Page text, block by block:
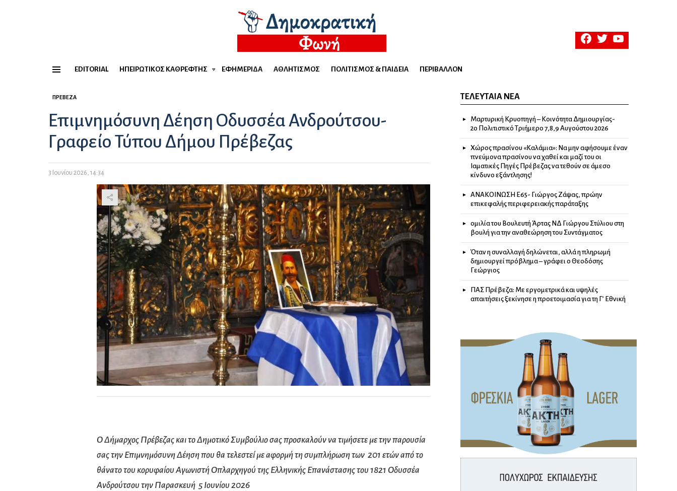
facebooktwitteryoutube
EDITORIAL ΗΠΕΙΡΏΤΙΚΟΣ ΚΑΘΡΈΦΤΗΣ ΕΦΗΜΕΡΊΔΑ ΑΘΛΗΤΙΣΜΌΣ ΠΟΛΙΤΙΣΜΌΣ & ΠΑΙΔΕΊΑ ΠΕΡΙΒΆΛΛΟΝ
ΠΡΈΒΕΖΑ
Επιμνημόσυνη Δέηση Οδυσσέα Ανδρούτσου-
Γραφείο Τύπου Δήμου Πρέβεζας
3 Ιουνίου 2026, 14:34
Ο Δήμαρχος Πρέβεζας και το Δημοτικό Συμβούλιοσας προσκαλούν να τιμήσετε με την παρουσία
σας την Επιμνημόσυνη Δέηση που θα τελεστεί με αφορμή τη συμπλήρωση των 201 ετών από το
θάνατο του κορυφαίου Αγωνιστή Οπλαρχηγού της Ελληνικής Επανάστασης του 1821 Οδυσσέα
Ανδρούτσουτην Παρασκευή 5 Ιουνίου 2026
ΤΕΛΕΥΤΑΊΑ ΝΈΑ
Μαρτυρική Κρυοπηγή – Κοινότητα Δημιουργίας-
2ο Πολιτιστικό Τριήμερο 7,8,9 Αυγούστου 2026
Χώρος πρασίνου «Καλάμια»: Να μην αφήσουμε έναν
πνεύμονα πρασίνου να χαθεί και μαζί του οι
Ιαματικές Πηγές Πρέβεζας να τεθούν σε άμεσο
κίνδυνο εξάντλησης!
ΑΝΑΚΟΙΝΩΣΗ Ε65- Γιώργος Ζάψας, πρώην
επικεφαλής περιφερειακής παράταξης
ομιλία του Βουλευτή Άρτας ΝΔ Γιώργου Στύλιου στη
βουλή για την αναθεώρηση του Συντάγματος
Όταν η συναλλαγή δηλώνεται, αλλά η πληρωμή
δημιουργεί πρόβλημα – γράφει ο Θεοδόσης
Γεώργιος
ΠΑΣ Πρέβεζα: Με εργομετρικά και υψηλές
απαιτήσεις ξεκίνησε η προετοιμασία για τη Γ’ Εθνική